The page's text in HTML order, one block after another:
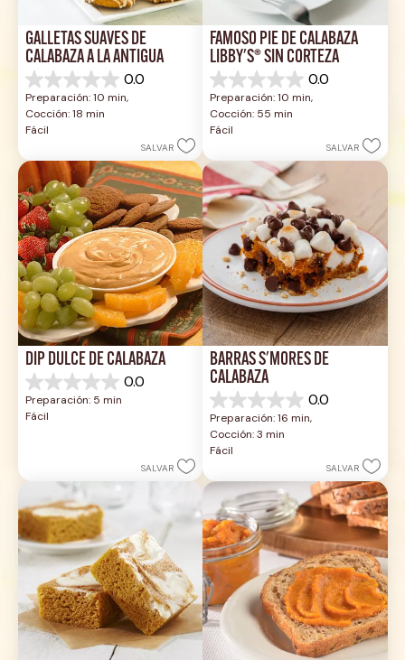
GALLETAS SUAVES DE
CALABAZA A LA ANTIGUA
0.0
0.0
de
5
estrellas.
Preparación: 10 min,
Cocción: 18 min
Fácil
SALVAR
FAMOSO PIE DE CALABAZA
LIBBY'S® SIN CORTEZA
0.0
0.0
de
5
estrellas.
Preparación: 10 min,
Cocción: 55 min
Fácil
SALVAR
DIP DULCE DE CALABAZA
0.0
0.0
de
5
Preparación: 5 min
Fácil
SALVAR
BARRAS S'MORES DE
CALABAZA
0.0
0.0
de
5
estrellas.
Preparación: 16 min,
Cocción: 3 min
Fácil
SALVAR